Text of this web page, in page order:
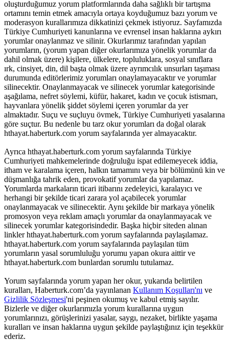
oluşturduğumuz yorum platformlarında daha sağlıklı bir tartışma
ortamını temin etmek amacıyla ortaya koyduğumuz bazı yorum ve
moderasyon kurallarımıza dikkatinizi çekmek istiyoruz. Sayfamızda
Türkiye Cumhuriyeti kanunlarına ve evrensel insan haklarına aykırı
yorumlar onaylanmaz ve silinir. Okurlarımız tarafından yapılan
yorumların, (yorum yapan diğer okurlarımıza yönelik yorumlar da
dahil olmak üzere) kişilere, ülkelere, topluluklara, sosyal sınıflara
ırk, cinsiyet, din, dil başta olmak üzere ayrımcılık unsurları taşıması
durumunda editörlerimiz yorumları onaylamayacaktır ve yorumlar
silinecektir. Onaylanmayacak ve silinecek yorumlar kategorisinde
aşağılama, nefret söylemi, küfür, hakaret, kadın ve çocuk istismarı,
hayvanlara yönelik şiddet söylemi içeren yorumlar da yer
almaktadır. Suçu ve suçluyu övmek, Türkiye Cumhuriyeti yasalarına
göre suçtur. Bu nedenle bu tarz okur yorumları da doğal olarak
hthayat.haberturk.com yorum sayfalarında yer almayacaktır.
Ayrıca hthayat.haberturk.com yorum sayfalarında Türkiye
Cumhuriyeti mahkemelerinde doğruluğu ispat edilemeyecek iddia,
itham ve karalama içeren, halkın tamamını veya bir bölümünü kin ve
düşmanlığa tahrik eden, provokatif yorumlar da yapılamaz.
Yorumlarda markaların ticari itibarını zedeleyici, karalayıcı ve
herhangi bir şekilde ticari zarara yol açabilecek yorumlar
onaylanmayacak ve silinecektir. Aynı şekilde bir markaya yönelik
promosyon veya reklam amaçlı yorumlar da onaylanmayacak ve
silinecek yorumlar kategorisindedir. Başka hiçbir siteden alınan
linkler hthayat.haberturk.com yorum sayfalarında paylaşılamaz.
hthayat.haberturk.com yorum sayfalarında paylaşılan tüm
yorumların yasal sorumluluğu yorumu yapan okura aittir ve
hthayat.haberturk.com bunlardan sorumlu tutulamaz.
Yorum sayfalarında yorum yapan her okur, yukarıda belirtilen
kuralları, Haberturk.com’da yayınlanan Kullanım Koşulları'nı ve
Gizlilik Sözleşmesi'ni peşinen okumuş ve kabul etmiş sayılır.
Bizlerle ve diğer okurlarımızla yorum kurallarına uygun
yorumlarınızı, görüşlerinizi yasalar, saygı, nezaket, birlikte yaşama
kuralları ve insan haklarına uygun şekilde paylaştığınız için teşekkür
ederiz.